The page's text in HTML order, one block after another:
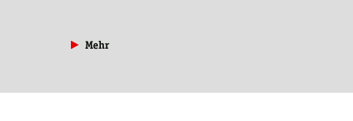
Mehraus der Rubrik »Gesellschaft«